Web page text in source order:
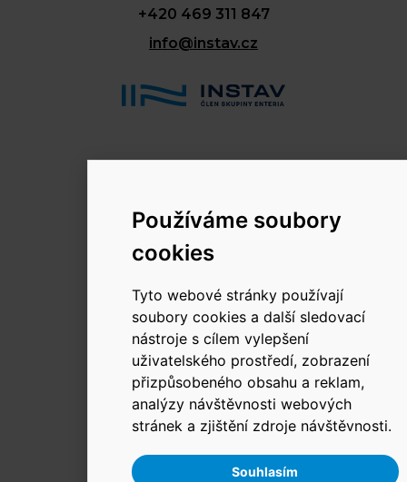
Používáme soubory
cookies
Tyto webové stránky používají
soubory cookies a další sledovací
nástroje s cílem vylepšení
uživatelského prostředí, zobrazení
přizpůsobeného obsahu a reklam,
analýzy návštěvnosti webových
stránek a zjištění zdroje návštěvnosti.
Souhlasím
+420 469 311 847
info@instav.cz
Změnit používání Cookies.